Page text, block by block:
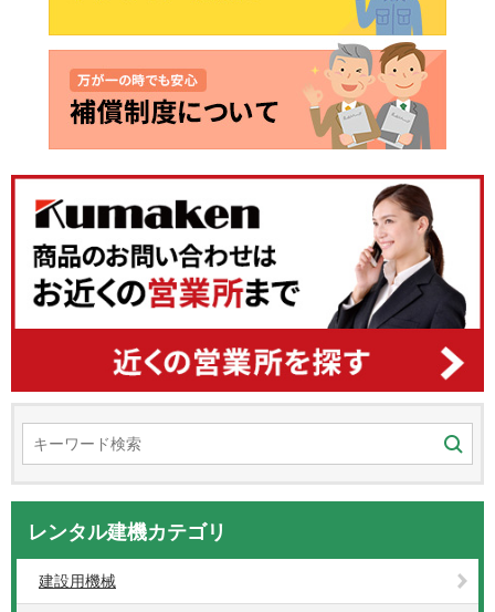
レンタル建機カテゴリ
建設用機械